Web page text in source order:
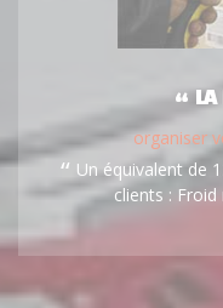
organiser
Un équivalent de
clients :